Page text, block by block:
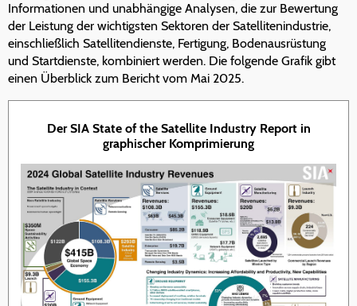
Informationen und unabhängige Analysen, die zur Bewertung
der Leistung der wichtigsten Sektoren der Satellitenindustrie,
einschließlich Satellitendienste, Fertigung, Bodenausrüstung
und Startdienste, kombiniert werden. Die folgende Grafik gibt
einen Überblick zum Bericht vom Mai 2025.
Der SIA State of the Satellite Industry Report in
graphischer Komprimierung